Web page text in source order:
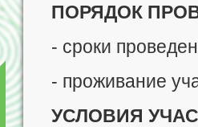
ПОРЯДОК
- сроки
- проживание
УСЛОВИЯ